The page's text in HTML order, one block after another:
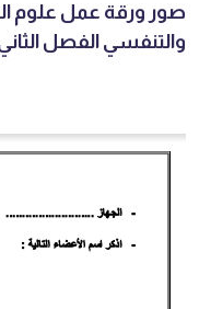
صور ورقة عمل علوم
والتنفسي الفصل